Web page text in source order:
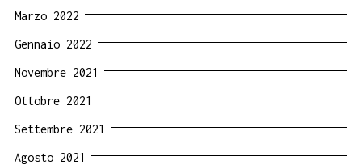
Marzo 2022
Gennaio 2022
Novembre 2021
Ottobre 2021
Settembre 2021
Agosto 2021